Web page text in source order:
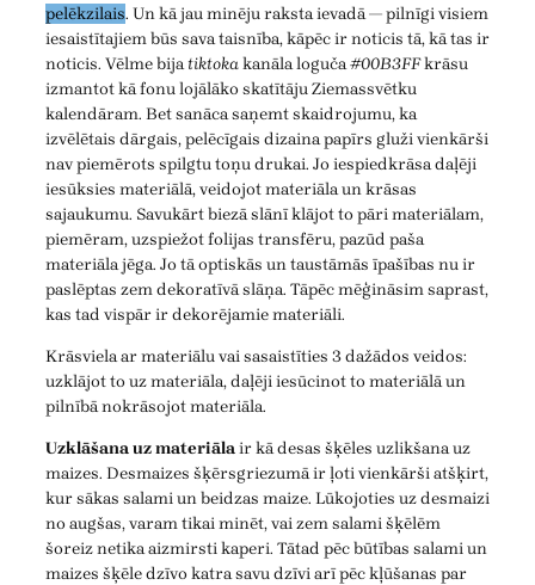
pelēkzilais. Un kā jau minēju raksta ievadā — pilnīgi visiem
iesaistītajiem būs sava taisnība, kāpēc ir noticis tā, kā tas ir
noticis. Vēlme bijatiktokakanāla loguča#00B3FFkrāsu
izmantot kā fonu lojālāko skatītāju Ziemassvētku
kalendāram. Bet sanāca saņemt skaidrojumu, ka
izvēlētais dārgais, pelēcīgais dizaina papīrs gluži vienkārši
nav piemērots spilgtu toņu drukai. Jo iespiedkrāsa daļēji
iesūksies materiālā, veidojot materiāla un krāsas
sajaukumu. Savukārt biezā slānī klājot to pāri materiālam,
piemēram, uzspiežot folijas transfēru, pazūd paša
materiāla jēga. Jo tā optiskās un taustāmās īpašības nu ir
paslēptas zem dekoratīvā slāņa. Tāpēc mēģināsim saprast,
kas tad vispār ir dekorējamie materiāli.
Krāsviela ar materiālu vai sasaistīties 3 dažādos veidos:
uzklājot to uz materiāla, daļēji iesūcinot to materiālā un
pilnībā nokrāsojot materiāla.
Uzklāšana uz materiālair kā desas šķēles uzlikšana uz
maizes. Desmaizes šķērsgriezumā ir ļoti vienkārši atšķirt,
kur sākas salami un beidzas maize. Lūkojoties uz desmaizi
no augšas, varam tikai minēt, vai zem salami šķēlēm
šoreiz netika aizmirsti kaperi. Tātad pēc būtības salami un
maizes šķēle dzīvo katra savu dzīvi arī pēc kļūšanas par